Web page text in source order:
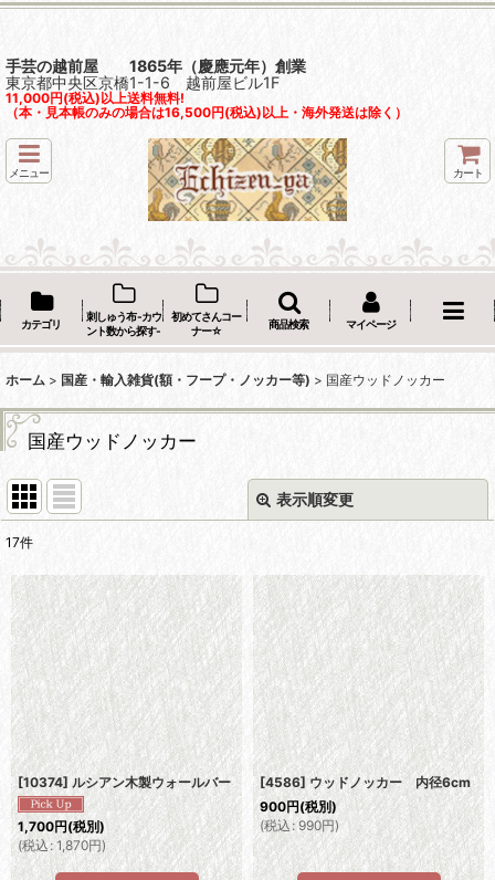
手芸の越前屋 1865年（慶應元年）創業
東京都中央区京橋1-1-6 越前屋ビル1F
11,000円(税込)以上送料無料!
（本・見本帳のみの場合は16,500円(税込)以上・海外発送は除く）
メニュー カート
カテゴリ
刺しゅう布 -カウ
ント数から探す-
初めてさんコー
ナー☆
商品検索 マイページ
ホーム > 国産・輸入雑貨(額・フープ・ノッカー等) > 国産ウッドノッカー
国産ウッドノッカー
表示順変更
並び順 :
絞り込む
17件
[10374] ルシアン木製ウォールバー
1,700円(税別)
(税込: 1,870円)
[4586] ウッドノッカー 内径6cm
900円(税別)
(税込 : 990円)